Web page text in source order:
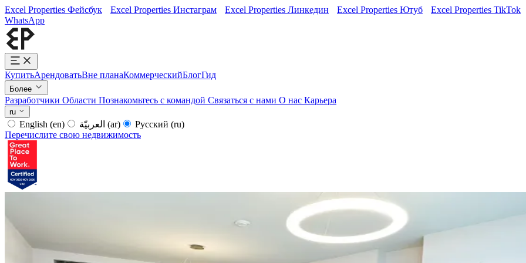
Excel Properties Фейсбук Excel Properties Инстаграм Excel Properties Линкедин Excel Properties Ютуб Excel Properties TikTok
WhatsApp
КупитьАрендоватьВне планаКоммерческийБлогГид
Более
Разработчики Области Познакомьтесь с командой Связаться с нами О нас Карьера
ru
English (en) (ar) Русский (ru)
Перечислите свою недвижимость